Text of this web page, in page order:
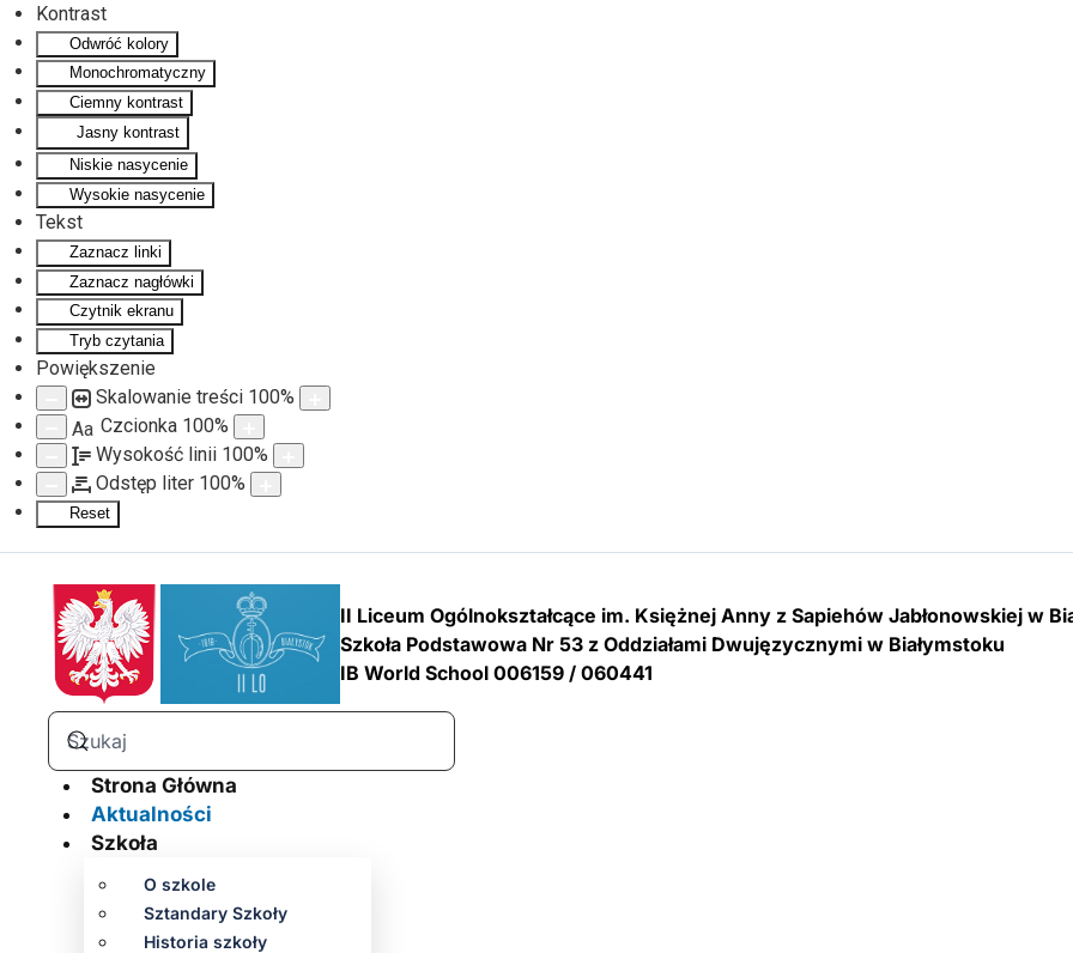
Kontrast
Odwróć kolory
Monochromatyczny
Ciemny kontrast
Jasny kontrast
Niskie nasycenie
Wysokie nasycenie
Tekst
Zaznacz linki
Zaznacz nagłówki
Czytnik ekranu
Tryb czytania
Powiększenie
Skalowanie treści 100%
Aa Czcionka 100%
Wysokość linii 100%
Odstęp liter 100%
Reset
II Liceum Ogólnokształcące im. Księżnej Anny z Sapiehów Jabłonowskiej w
Szkoła Podstawowa Nr 53 z Oddziałami Dwujęzycznymi w Białymstoku
IB World School 006159 / 060441
Strona Główna
Aktualności
Szkoła
O szkole
Sztandary Szkoły
Historia szkoły